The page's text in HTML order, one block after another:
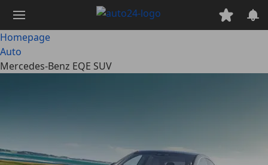
naar
hoofdinhoud
Homepage
Auto
Mercedes-Benz EQE SUV